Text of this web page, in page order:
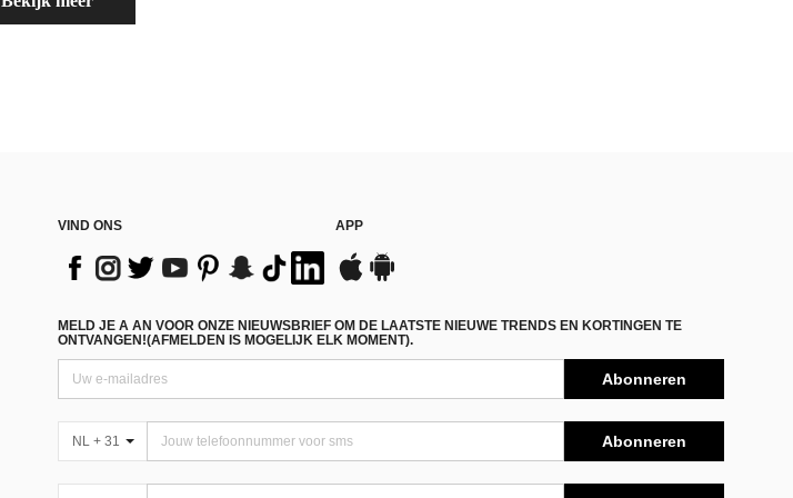
VIND ONS APP
MELD JE A AN VOOR ONZE NIEUWSBRIEF OM DE LAATSTE NIEUWE TRENDS EN KORTINGEN TE
ONTVANGEN!(AFMELDEN IS MOGELIJK ELK MOMENT).
Abonneren
NL + 31 Abonneren